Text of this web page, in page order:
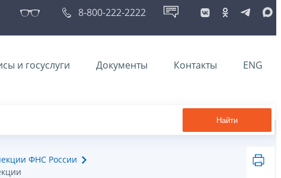
8-800-222-2222
и госуслуги Документы Контакты ENG
Найти
ФНС России